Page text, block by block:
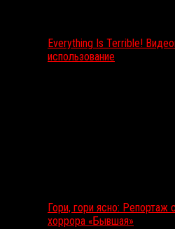
Everything Is Terrible!
использование
Гори, гори ясно: Репортаж
хоррора «Бывшая»